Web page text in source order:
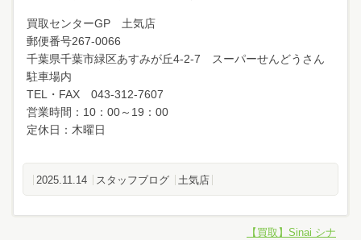
買取センターGP 土気店
郵便番号267-0066
千葉県千葉市緑区あすみが丘4-2-7 スーパーせんどうさん
駐車場内
TEL・FAX 043-312-7607
営業時間：10：00～19：00
定休日：木曜日
2025.11.14 スタッフブログ 土気店
【買取】Sinai シナ